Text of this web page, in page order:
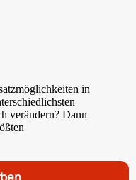
in
verändern? Dann